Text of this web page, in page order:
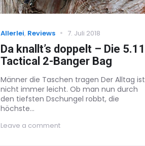
Categories
Allerlei, Reviews
Posted
7. Juli 2018
Da knallt’s doppelt – Die 5.11
Tactical 2-Banger Bag
Männer die Taschen tragen Der Alltag ist
nicht immer leicht. Ob man nun durch
den tiefsten Dschungel robbt, die
höchste...
Leave a commenton